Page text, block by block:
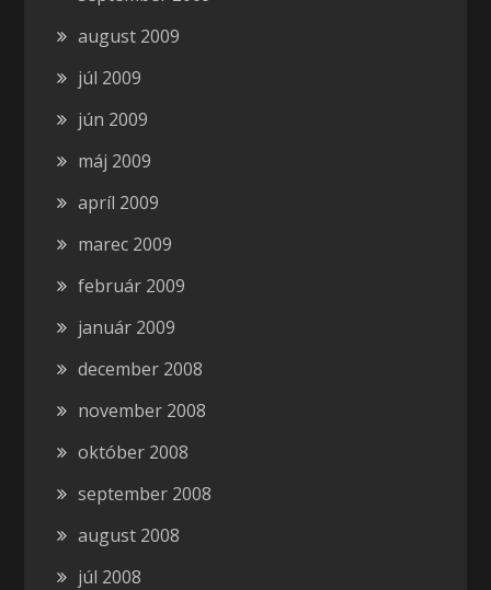
august 2009
júl 2009
jún 2009
máj 2009
apríl 2009
marec 2009
február 2009
január 2009
december 2008
november 2008
október 2008
september 2008
august 2008
júl 2008